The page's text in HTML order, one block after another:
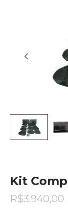
Kit
R$3.940,00